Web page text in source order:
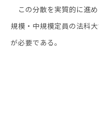
この分散を実質的に進
規模・中規模定員の法科
が必要である。